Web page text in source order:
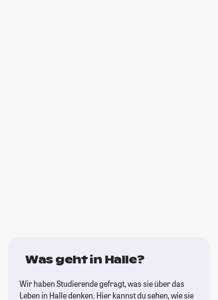
Was geht in Halle?
Wir haben Studierende gefragt, was sie über das
Leben in Halle denken. Hier kannst du sehen, wie sie